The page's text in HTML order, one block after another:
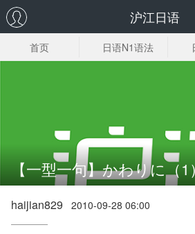
沪江日语
首页 日语N1语法
日语语法入门
【一型一句】かわりに（1
haijian829 2010-09-28 06:00